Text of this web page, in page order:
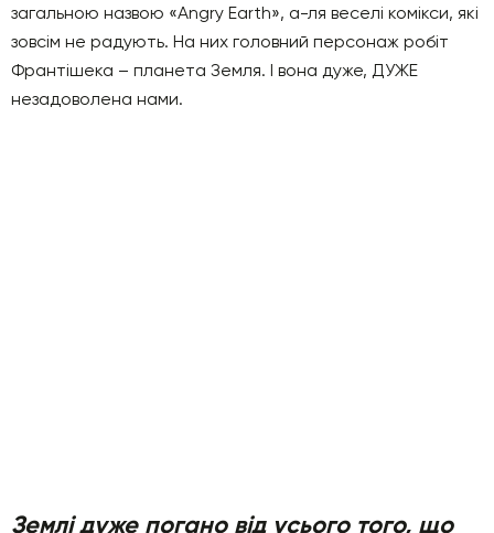
загальною назвою «Angry Earth», а-ля веселі комікси, які
зовсім не радують. На них головний персонаж робіт
Франтішека – планета Земля. І вона дуже, ДУЖЕ
незадоволена нами.
Землі дуже погано від усього того, що